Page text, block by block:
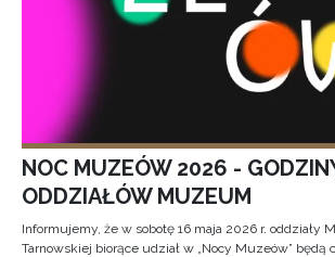
NOC MUZEÓW 2026 -
ODDZIAŁÓW MUZEUM
Informujemy, że w sobotę 16 maja 2026 r. oddziały
Tarnowskiej biorące udział w „Nocy Muzeów” będą